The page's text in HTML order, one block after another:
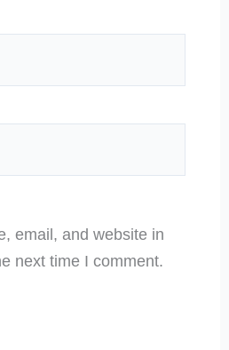
email, and website in
next time I comment.